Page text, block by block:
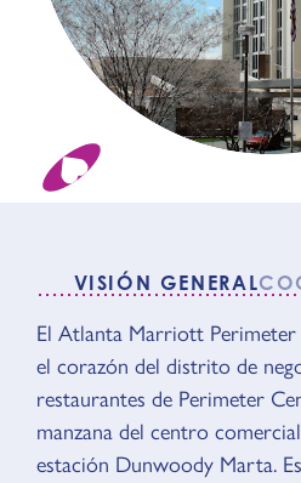
VISIÓN GENERAL
VISIÓN
El Atlanta Marriott Perimeter
el corazón del distrito de
restaurantes de Perimeter
manzana del centro
estación Dunwoody Marta.